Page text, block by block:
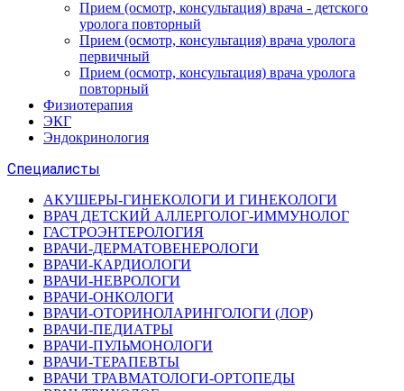
Прием (осмотр, консультация) врача - детского
уролога повторный
Прием (осмотр, консультация) врача уролога
первичный
Прием (осмотр, консультация) врача уролога
повторный
Физиотерапия
ЭКГ
Эндокринология
Специалисты
АКУШЕРЫ-ГИНЕКОЛОГИ И ГИНЕКОЛОГИ
ВРАЧ ДЕТСКИЙ АЛЛЕРГОЛОГ-ИММУНОЛОГ
ГАСТРОЭНТЕРОЛОГИЯ
ВРАЧИ-ДЕРМАТОВЕНЕРОЛОГИ
ВРАЧИ-КАРДИОЛОГИ
ВРАЧИ-НЕВРОЛОГИ
ВРАЧИ-ОНКОЛОГИ
ВРАЧИ-ОТОРИНОЛАРИНГОЛОГИ (ЛОР)
ВРАЧИ-ПЕДИАТРЫ
ВРАЧИ-ПУЛЬМОНОЛОГИ
ВРАЧИ-ТЕРАПЕВТЫ
ВРАЧИ ТРАВМАТОЛОГИ-ОРТОПЕДЫ